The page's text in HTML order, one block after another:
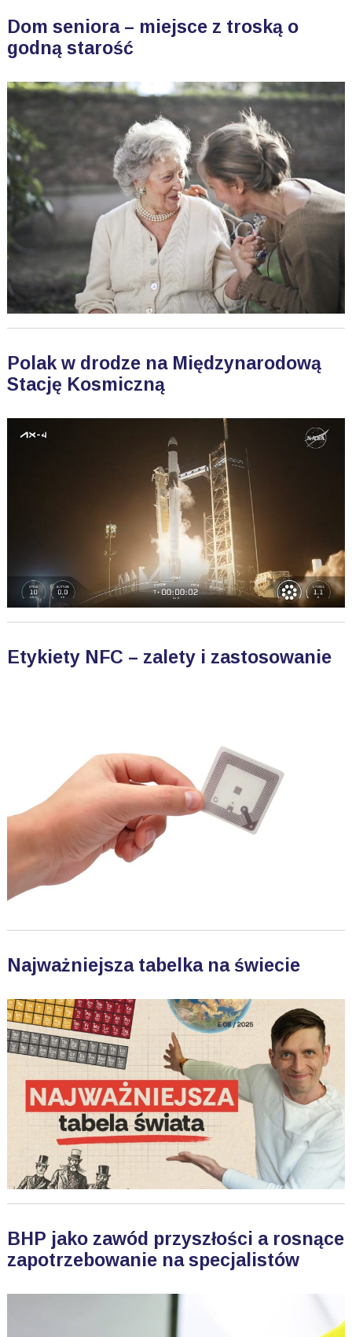
Dom seniora – miejsce z troską o
godną starość
Polak w drodze na Międzynarodową
Stację Kosmiczną
Etykiety NFC – zalety i zastosowanie
Najważniejsza tabelka na świecie
BHP jako zawód przyszłości a rosnące
zapotrzebowanie na specjalistów